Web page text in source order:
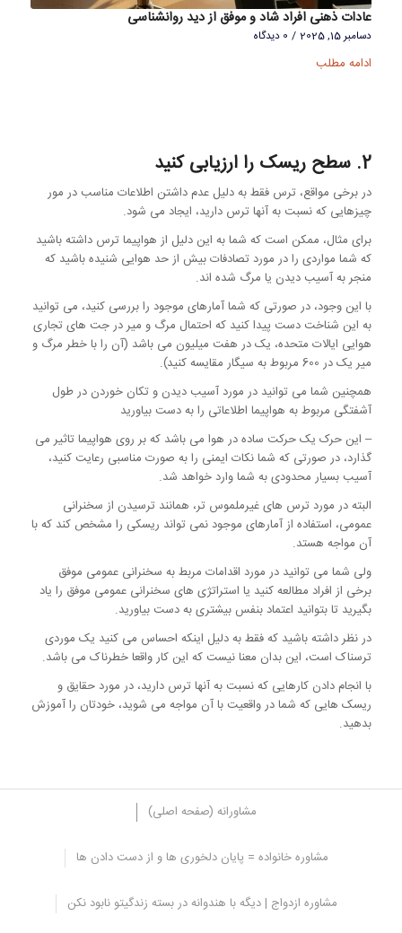
عادات ذهنی افراد شاد و موفق از دید روانشناسی
دسامبر 15, 2025 / 0 دیدگاه
ادامه مطلب
2. سطح ریسک را ارزیابی کنید
در برخی مواقع، ترس فقط به دلیل عدم داشتن اطلاعات مناسب در مور
چیزهایی که نسبت به آنها ترس دارید، ایجاد می شود.
برای مثال، ممکن است که شما به این دلیل از هواپیما ترس داشته باشید
که شما مواردی را در مورد تصادفات بیش از حد هوایی شنیده باشید که
منجر به آسیب دیدن یا مرگ شده اند.
با این وجود، در صورتی که شما آمارهای موجود را بررسی کنید، می توانید
به این شناخت دست پیدا کنید که احتمال مرگ و میر در جت های تجاری
هوایی ایالات متحده، یک در هفت میلیون می باشد (آن را با خطر مرگ و
میر یک در 600 مربوط به سیگار مقایسه کنید).
همچنین شما می توانید در مورد آسیب دیدن و تکان خوردن در طول
آشفتگی مربوط به هواپیما اطلاعاتی را به دست بیاورید
– این حرک یک حرکت ساده در هوا می باشد که بر روی هواپیما تاثیر می
گذارد، در صورتی که شما نکات ایمنی را به صورت مناسبی رعایت کنید،
آسیب بسیار محدودی به شما وارد خواهد شد.
البته در مورد ترس های غیرملموس تر، همانند ترسیدن از سخنرانی
عمومی، استفاده از آمارهای موجود نمی تواند ریسکی را مشخص کند که با
آن مواجه هستد.
ولی شما می توانید در مورد اقدامات مربط به سخنرانی عمومی موفق
برخی از افراد مطالعه کنید یا استراتژی های سخنرانی عمومی موفق را یاد
بگیرید تا بتوانید اعتماد بنفس بیشتری به دست بیاورید.
در نظر داشته باشید که فقط به دلیل اینکه احساس می کنید یک موردی
ترسناک است، این بدان معنا نیست که این کار واقعا خطرناک می باشد.
با انجام دادن کارهایی که نسبت به آنها ترس دارید، در مورد حقایق و
ریسک هایی که شما در واقعیت با آن مواجه می شوید، خودتان را آموزش
بدهید.
مشاورانه (صفحه اصلی)
مشاوره خانواده = پایان دلخوری ها و از دست دادن ها
مشاوره ازدواج | دیگه با هندوانه در بسته زندگیتو نابود نکن
مهمترین اقدام در مقابله با ترس هایتان، برداشتن یک قدم کوچک در یک